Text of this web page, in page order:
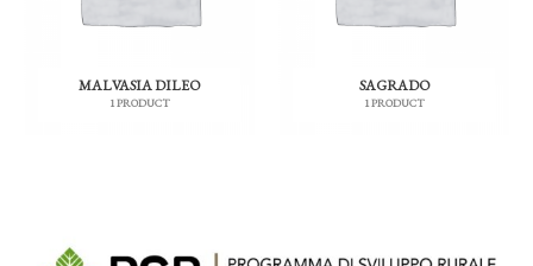
MALVASIA DILEO
1 PRODUCT
SAGRADO
1 PRODUCT